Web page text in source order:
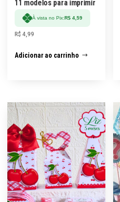
11 modelos para imprimir
À vista no Pix:R$ 4,59
R$ 4,99
Adicionar ao carrinho